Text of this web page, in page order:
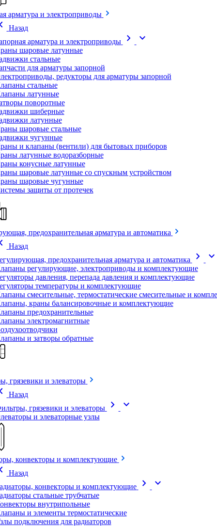
арматура и электроприводы
Назад
арматура и электроприводы
chevron_right expand_more
шаровые латунные
стальные
для арматуры запорной
редукторы для арматуры запорной
стальные
латунные
поворотные
шиберные
латунные
шаровые стальные
чугунные
и клапаны (вентили) для бытовых приборов
латунные водоразборные
конусные латунные
шаровые латунные со спускным устройством
шаровые чугунные
защиты от протечек
предохранительная арматура и автоматика
Назад
предохранительная арматура и автоматика
chevron_right expand_more
регулирующие, электроприводы и комплектующие
давления, перепада давления и комплектующие
температуры и комплектующие
смесительные, термостатические смесительные и
краны балансировочные и комплектующие
предохранительные
электромагнитные
и затворы обратные
грязевики и элеваторы
Назад
грязевики и элеваторы
chevron_right expand_more
и элеваторные узлы
конвекторы и комплектующие
Назад
конвекторы и комплектующие
chevron_right expand_more
стальные трубчатые
внутрипольные
и элементы термостатические
подключения для радиаторов